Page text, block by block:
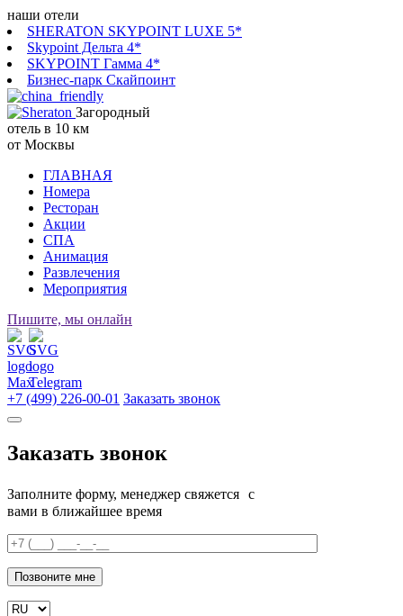
наши отели
SHERATON SKYPOINT LUXE 5*
Skypoint Дельта 4*
SKYPOINT Гамма 4*
Бизнес-парк Скайпоинт
Загородный
отель в 10 км
от Москвы
ГЛАВНАЯ
Номера
Ресторан
Акции
СПА
Анимация
Развлечения
Мероприятия
Пишите, мы онлайн
+7 (499) 226-00-01 Заказать звонок
Заказать звонок
Заполните форму, менеджер свяжется с
вами в ближайшее время